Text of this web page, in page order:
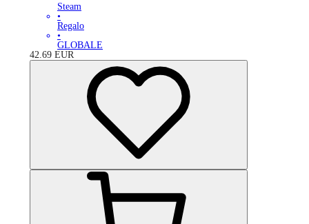
Steam
•
Regalo
•
GLOBALE
42.69 EUR